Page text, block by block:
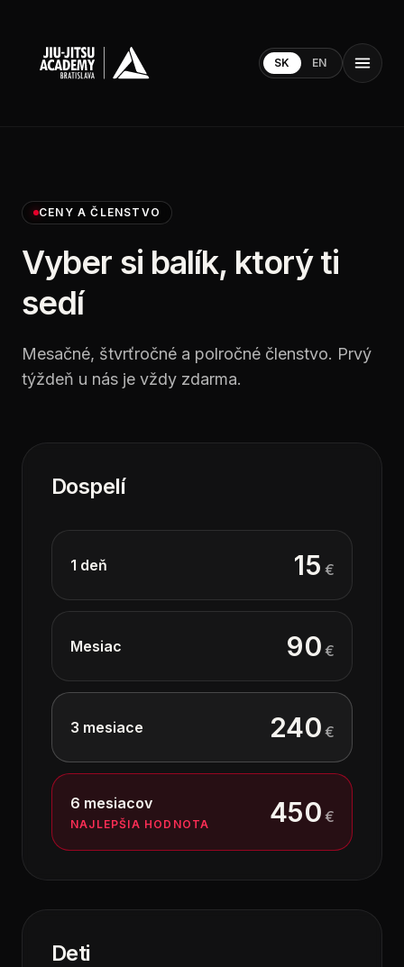
SK EN
CENY A ČLENSTVO
Vyber si balík, ktorý ti
sedí
Mesačné, štvrťročné a polročné členstvo. Prvý
týždeň u nás je vždy zdarma.
Dospelí
1 deň 15 €
Mesiac 90 €
3 mesiace 240 €
6 mesiacov
NAJLEPŠIA HODNOTA 450 €
Deti